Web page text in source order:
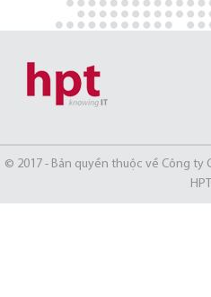
© 2017 - Bản quyền thuộc về Công ty
HPT